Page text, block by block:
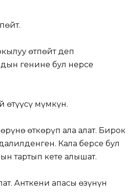
өтпөйт деп
генине бул нерсе
өтүүсү мүмкүн.
өткөрүп ала алат. Бирок
Кала берсе бул
тартып кете алышат.
Анткени апасы өзүнүн